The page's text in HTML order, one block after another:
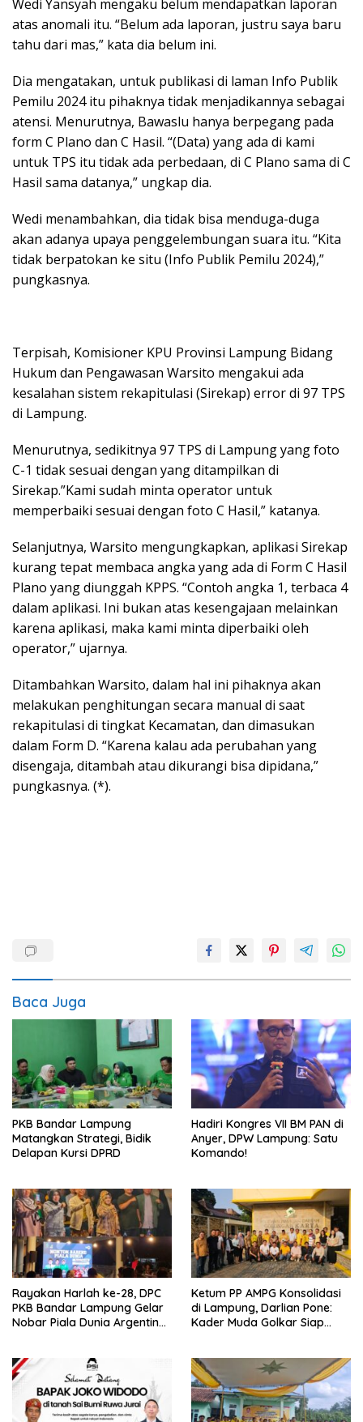
Wedi Yansyah mengaku belum mendapatkan laporan
atas anomali itu. “Belum ada laporan, justru saya baru
tahu dari mas,” kata dia belum ini.
Dia mengatakan, untuk publikasi di laman Info Publik
Pemilu 2024 itu pihaknya tidak menjadikannya sebagai
atensi. Menurutnya, Bawaslu hanya berpegang pada
form C Plano dan C Hasil. “(Data) yang ada di kami
untuk TPS itu tidak ada perbedaan, di C Plano sama di C
Hasil sama datanya,” ungkap dia.
Wedi menambahkan, dia tidak bisa menduga-duga
akan adanya upaya penggelembungan suara itu. “Kita
tidak berpatokan ke situ (Info Publik Pemilu 2024),”
pungkasnya.
Terpisah, Komisioner KPU Provinsi Lampung Bidang
Hukum dan Pengawasan Warsito mengakui ada
kesalahan sistem rekapitulasi (Sirekap) error di 97 TPS
di Lampung.
Menurutnya, sedikitnya 97 TPS di Lampung yang foto
C-1 tidak sesuai dengan yang ditampilkan di
Sirekap.”Kami sudah minta operator untuk
memperbaiki sesuai dengan foto C Hasil,” katanya.
Selanjutnya, Warsito mengungkapkan, aplikasi Sirekap
kurang tepat membaca angka yang ada di Form C Hasil
Plano yang diunggah KPPS. “Contoh angka 1, terbaca 4
dalam aplikasi. Ini bukan atas kesengajaan melainkan
karena aplikasi, maka kami minta diperbaiki oleh
operator,” ujarnya.
Ditambahkan Warsito, dalam hal ini pihaknya akan
melakukan penghitungan secara manual di saat
rekapitulasi di tingkat Kecamatan, dan dimasukan
dalam Form D. “Karena kalau ada perubahan yang
disengaja, ditambah atau dikurangi bisa dipidana,”
pungkasnya. (*).
Baca Juga
PKB Bandar Lampung
Matangkan Strategi, Bidik
Delapan Kursi DPRD
Hadiri Kongres VII BM PAN di
Anyer, DPW Lampung: Satu
Komando!
Rayakan Harlah ke-28, DPC
PKB Bandar Lampung Gelar
Nobar Piala Dunia Argentina
Ketum PP AMPG Konsolidasi
di Lampung, Darlian Pone:
Kader Muda Golkar Siap